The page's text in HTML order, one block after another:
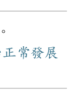
正常發展